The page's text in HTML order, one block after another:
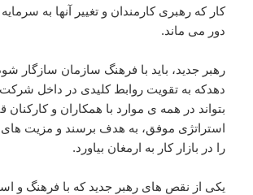
کار که رهبری کارمندان و تغییر آنها به
دور می ماند.
رهبر جدید، باید با فرهنگ سازمان سازگار
دهدکه به تقویت روابط کلیدی در داخل شرکت
بتواند در همه ی موارد با همکاران و
استراتژی موفق، به هدف برسند و مزیت های
را در بازار کار به ارمغان بیاورد.
یکی از نقص های رهبر جدید که با فرهنگ و